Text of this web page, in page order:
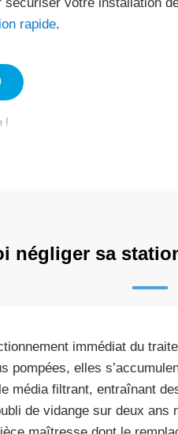
rapide.
!
négliger sa
immédiat du
pompées, elles
média filtrant, entraînant
de vidange sur deux ans